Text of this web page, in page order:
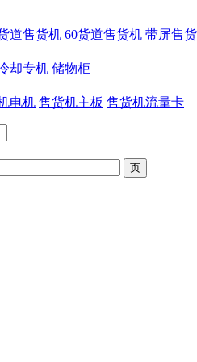
道售货机 60货道售货机 带屏售
却专机 储物柜
电机 售货机主板 售货机流量卡